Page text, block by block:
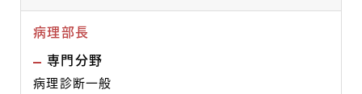
病理部長
専門分野
病理診断一般